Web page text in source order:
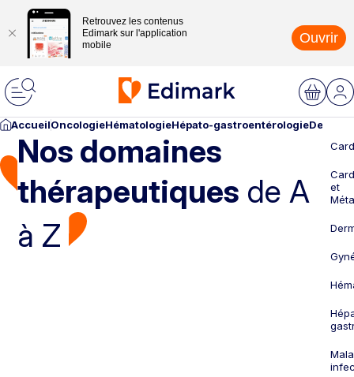
Retrouvez les contenus
Edimark sur l'application
mobile
Ouvrir
AccueilOncologieHématologieHépato-gastroentérologie
Nos domaines
thérapeutiques de A
à Z
et